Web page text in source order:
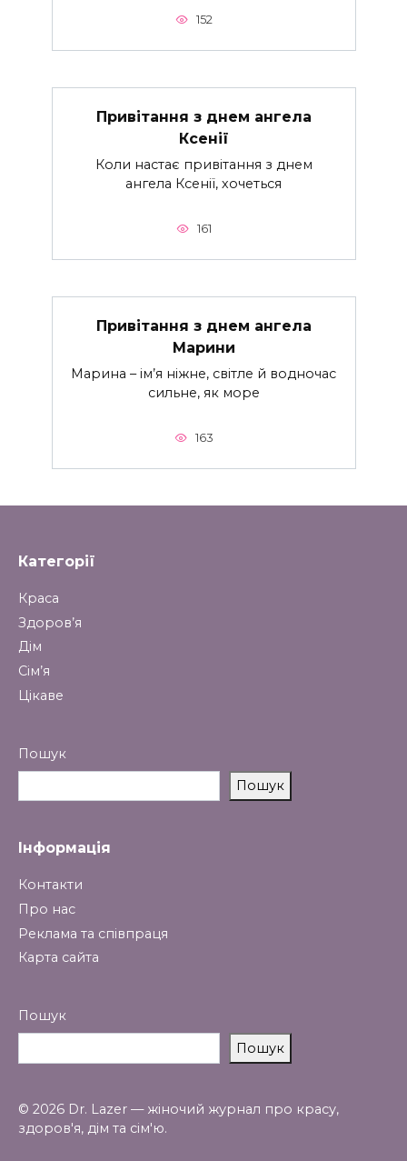
152
Привітання з днем ангела
Ксенії
Коли настає привітання з днем
ангела Ксенії, хочеться
161
Привітання з днем ангела
Марини
Марина – ім’я ніжне, світле й водночас
сильне, як море
163
Категорії
Краса
Здоров’я
Дім
Сім’я
Цікаве
Пошук
Пошук
Інформація
Контакти
Про нас
Реклама та співпраця
Карта сайта
Пошук
Пошук
© 2026 Dr. Lazer — жіночий журнал про красу,
здоров'я, дім та сім'ю.